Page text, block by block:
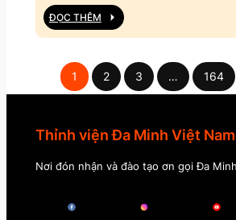
ĐỌC THÊM
1 2 3 … 164
Thỉnh viện Đa Minh Việt Nam
Nơi đón nhận và đào tạo ơn gọi Đa